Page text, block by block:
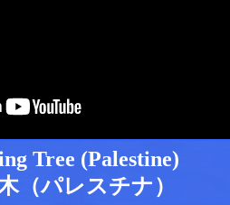
Tree (Palestine)
（パレスチナ）